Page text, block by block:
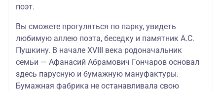
поэт.
Вы сможете прогуляться по парку, увидеть
любимую аллею поэта, беседку и памятник А.С.
Пушкину. В начале XVIII века родоначальник
семьи — Афанасий Абрамович Гончаров основал
здесь парусную и бумажную мануфактуры.
Бумажная фабрика не останавливала свою